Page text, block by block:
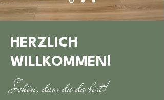
HERZLICH
WILLKOMMEN!
Schön, dass du da bist!